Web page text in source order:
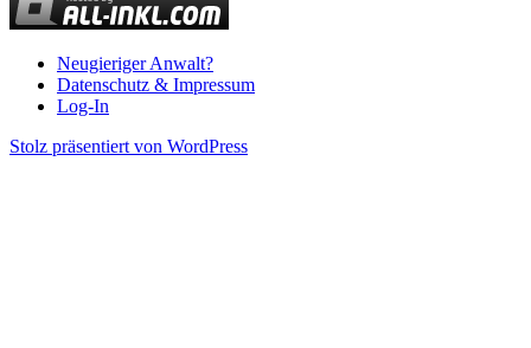
Neugieriger Anwalt?
Datenschutz & Impressum
Log-In
Stolz präsentiert von WordPress